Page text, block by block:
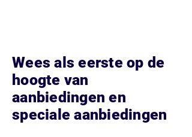
Wees als eerste op de
hoogte van
aanbiedingen en
speciale aanbiedingen